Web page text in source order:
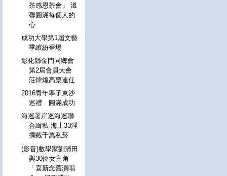
茶感恩茶會」 溫
馨圓滿每個人的
心
成功大學第1屆文藝
季繽紛登場
彰化縣金門同鄉會
第2屆會員大會
莊煒煌高票連任
2016青年學子東沙
巡禮 圓滿成功
海巡署岸巡海巡聯
合緝私 海上33浬
攔截千萬私菸
(影音)數學家劉清田
與30位女主角
「喜新念舊演唱